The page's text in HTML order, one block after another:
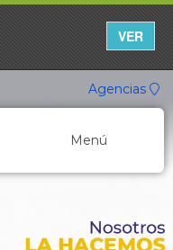
VER
Agencias
Menú